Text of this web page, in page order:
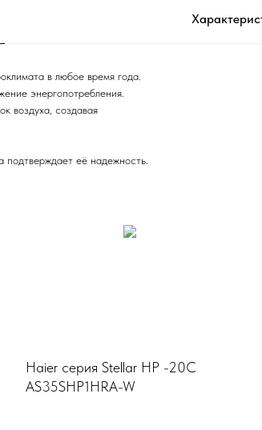
в любое время года.
энергопотребления.
воздуха, создавая
её надежность.
Haier серия Stellar HP -20C
AS35SHP1HRA-W